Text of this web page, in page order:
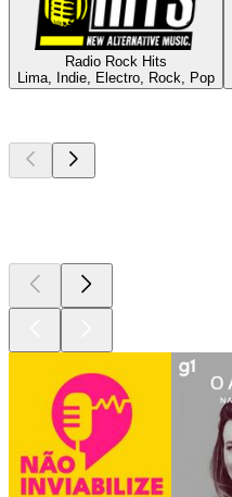
Radio Rock Hits
Lima, Indie, Electro, Rock, Pop